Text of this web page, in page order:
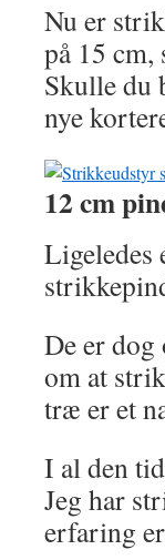
Nu er
på 15 cm,
Skulle du
nye
12 cm
Ligeledes
De er
om at
træ er et
I al den
Jeg har
erfaring